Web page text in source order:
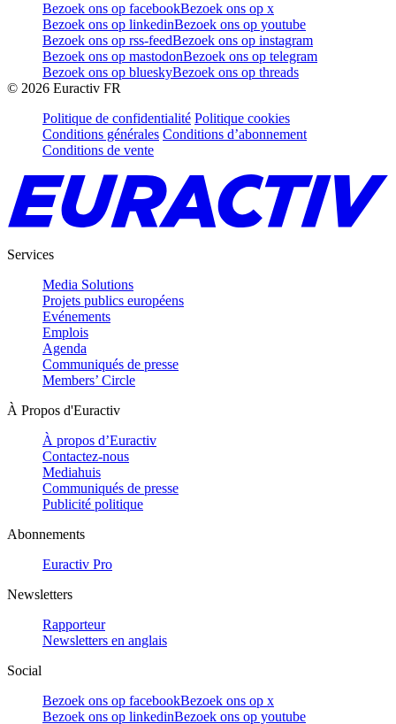
Bezoek ons op facebookBezoek ons op x
Bezoek ons op linkedinBezoek ons op youtube
Bezoek ons op rss-feedBezoek ons op instagram
Bezoek ons op mastodonBezoek ons op telegram
Bezoek ons op blueskyBezoek ons op threads
© 2026 Euractiv FR
Politique de confidentialité Politique cookies
Conditions générales Conditions d’abonnement
Conditions de vente
Services
Media Solutions
Projets publics européens
Evénements
Emplois
Agenda
Communiqués de presse
Members’ Circle
À Propos d'Euractiv
À propos d’Euractiv
Contactez-nous
Mediahuis
Communiqués de presse
Publicité politique
Abonnements
Euractiv Pro
Newsletters
Rapporteur
Newsletters en anglais
Social
Bezoek ons op facebookBezoek ons op x
Bezoek ons op linkedinBezoek ons op youtube